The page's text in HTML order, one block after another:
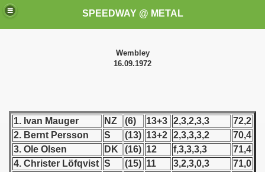
SPEEDWAY @ METAL
Wembley
16.09.1972
1. Ivan Mauger NZ (6) 13+3 2,3,2,3,3
72,2
2. Bernt Persson
S (13) 13+2 2,3,3,3,2
70,4
3. Ole Olsen
DK (16) 12 f,3,3,3,3
71,4
4. Christer Löfqvist S (15) 11 3,2,3,0,3
71,0
these speedway programms)
(My speedway programmes to exchange or sale)